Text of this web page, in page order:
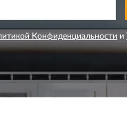
Конфиденциальности и